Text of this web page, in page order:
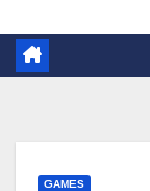
GAMES